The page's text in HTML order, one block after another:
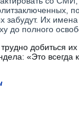
забудут. Их
до полного
добиться
«Это всегда